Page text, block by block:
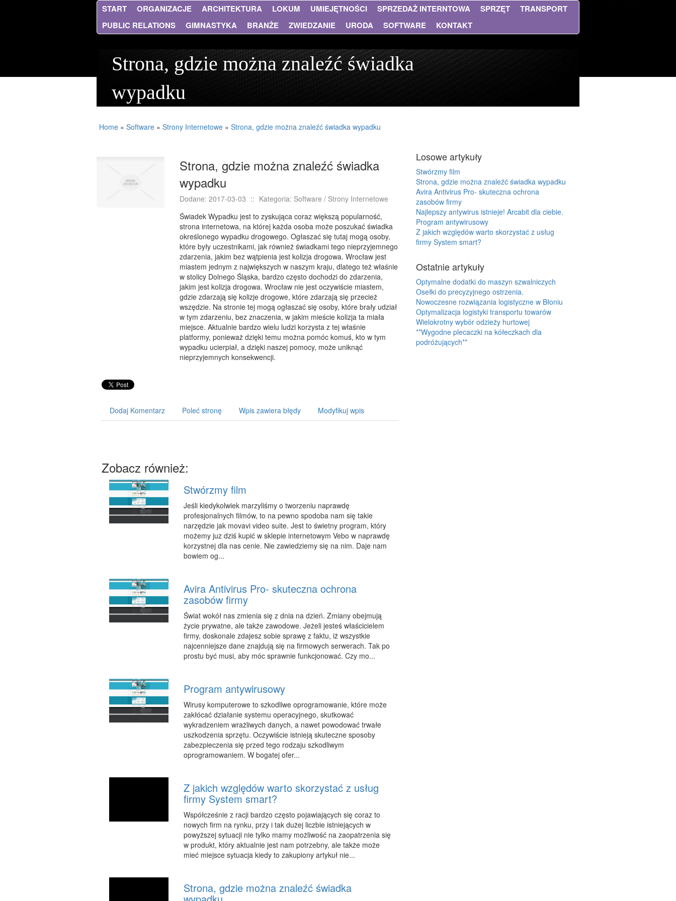
START ORGANIZACJE ARCHITEKTURA LOKUM UMIEJĘTNOŚCI SPRZEDAŻ INTERNTOWA SPRZĘT
TRANSPORT
PUBLIC RELATIONS
GIMNASTYKA BRANŻE ZWIEDZANIE URODA SOFTWARE KONTAKT
Strona, gdzie można znaleźć świadka
wypadku
Home » Software » Strony Internetowe » Strona, gdzie można znaleźć świadka wypadku
Strona, gdzie można znaleźć świadka
wypadku
Dodane: 2017-03-03 :: Kategoria: Software / Strony Internetowe
Świadek Wypadku jest to zyskująca coraz większą popularność,
strona internetowa, na której każda osoba może poszukać świadka
określonego wypadku drogowego. Ogłaszać się tutaj mogą osoby,
które były uczestnikami, jak również świadkami tego nieprzyjemnego
zdarzenia, jakim bez wątpienia jest kolizja drogowa. Wrocław jest
miastem jednym z największych w naszym kraju, dlatego też właśnie
w stolicy Dolnego Śląska, bardzo często dochodzi do zdarzenia,
jakim jest kolizja drogowa. Wrocław nie jest oczywiście miastem,
gdzie zdarzają się kolizje drogowe, które zdarzają się przecież
wszędzie. Na stronie tej mogą ogłaszać się osoby, które brały udział
w tym zdarzeniu, bez znaczenia, w jakim mieście kolizja ta miała
miejsce. Aktualnie bardzo wielu ludzi korzysta z tej właśnie
platformy, ponieważ dzięki temu można pomóc komuś, kto w tym
wypadku ucierpiał, a dzięki naszej pomocy, może uniknąć
nieprzyjemnych konsekwencji.
Dodaj Komentarz Poleć stronę Wpis zawiera błędy Modyfikuj wpis
Zobacz również:
Stwórzmy film
Jeśli kiedykolwiek marzyliśmy o tworzeniu naprawdę
profesjonalnych filmów, to na pewno spodoba nam się takie
narzędzie jak movavi video suite. Jest to świetny program, który
możemy juz dziś kupić w sklepie internetowym Vebo w naprawdę
korzystnej dla nas cenie. Nie zawiedziemy się na nim. Daje nam
bowiem og...
Avira Antivirus Pro- skuteczna ochrona
zasobów firmy
Świat wokół nas zmienia się z dnia na dzień. Zmiany obejmują
życie prywatne, ale także zawodowe. Jeżeli jesteś właścicielem
firmy, doskonale zdajesz sobie sprawę z faktu, iż wszystkie
najcenniejsze dane znajdują się na firmowych serwerach. Tak po
prostu być musi, aby móc sprawnie funkcjonować. Czy mo...
Program antywirusowy
Wirusy komputerowe to szkodliwe oprogramowanie, które może
zakłócać działanie systemu operacyjnego, skutkować
wykradzeniem wrażliwych danych, a nawet powodować trwałe
uszkodzenia sprzętu. Oczywiście istnieją skuteczne sposoby
zabezpieczenia się przed tego rodzaju szkodliwym
oprogramowaniem. W bogatej ofer...
Z jakich względów warto skorzystać z usług
firmy System smart?
Współcześnie z racji bardzo często pojawiających się coraz to
nowych firm na rynku, przy i tak dużej liczbie istniejących w
powyższej sytuacji nie tylko mamy możliwość na zaopatrzenia się
w produkt, który aktualnie jest nam potrzebny, ale także może
mieć miejsce sytuacja kiedy to zakupiony artykuł nie...
Strona, gdzie można znaleźć świadka
Losowe artykuły
Stwórzmy film
Strona, gdzie można znaleźć świadka wypadku
Avira Antivirus Pro- skuteczna ochrona
zasobów firmy
Najlepszy antywirus istnieje! Arcabit dla ciebie.
Program antywirusowy
Z jakich względów warto skorzystać z usług
firmy System smart?
Ostatnie artykuły
Optymalne dodatki do maszyn szwalniczych
Osełki do precyzyjnego ostrzenia.
Nowoczesne rozwiązania logistyczne w Błoniu
Optymalizacja logistyki transportu towarów
Wielokrotny wybór odzieży hurtowej
**Wygodne plecaczki na kółeczkach dla
podróżujących**